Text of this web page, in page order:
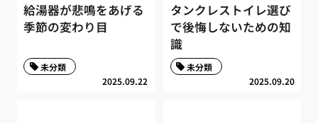
給湯器が悲鳴をあげる
季節の変わり目
2025.09.22
未分類
タンクレストイレ選び
で後悔しないための知
識
2025.09.20
未分類